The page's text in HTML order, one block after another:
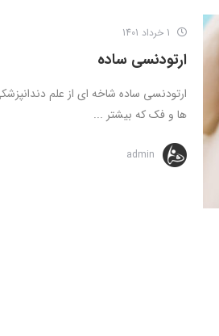
ارتودنسی ساده
ارتودنسی ساده شاخه ای از علم
ها و فک که بیشتر ...
admin